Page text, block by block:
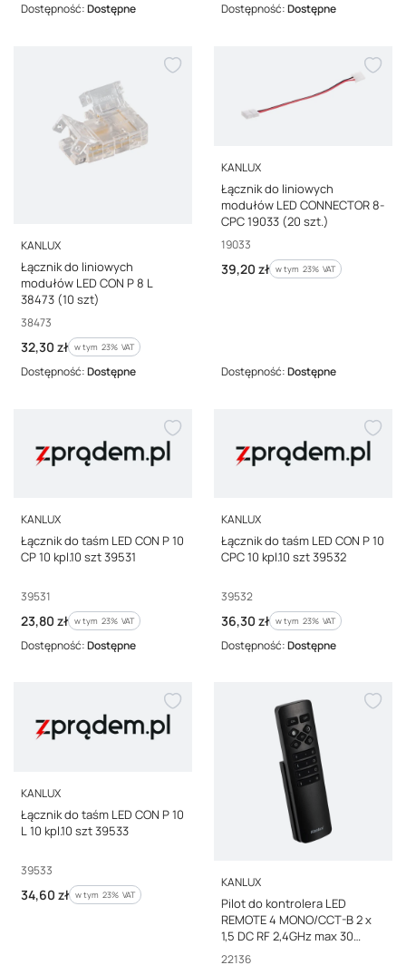
Dostępność:Dostępne Dostępność:Dostępne
PRODUCENT
KANLUX
Łącznik do liniowych
modułów LED CON P 8 L
38473 (10 szt)
Kod producenta
38473
Cena brutto
32,30 zł w tym %s VAT
w tym 23% VAT
Dostępność:Dostępne
PRODUCENT
KANLUX
Łącznik do liniowych
modułów LED CONNECTOR 8-
CPC 19033 (20 szt.)
Kod producenta
19033
Cena brutto
39,20 zł w tym %s VAT
w tym 23% VAT
Dostępność:Dostępne
PRODUCENT
KANLUX
Łącznik do taśm LED CON P 10
CP 10 kpl.10 szt 39531
Kod producenta
39531
Cena brutto
23,80 zł w tym %s VAT
w tym 23% VAT
Dostępność:Dostępne
PRODUCENT
KANLUX
Łącznik do taśm LED CON P 10
CPC 10 kpl.10 szt 39532
Kod producenta
39532
Cena brutto
36,30 zł w tym %s VAT
w tym 23% VAT
Dostępność:Dostępne
PRODUCENT
KANLUX
Łącznik do taśm LED CON P 10
L 10 kpl.10 szt 39533
Kod producenta
39533
Cena brutto
34,60 zł w tym %s VAT
w tym 23% VAT
PRODUCENT
KANLUX
Pilot do kontrolera LED
REMOTE 4 MONO/CCT-B 2 x
1,5 DC RF 2,4GHz max 30
czarny 22136
Kod producenta
22136